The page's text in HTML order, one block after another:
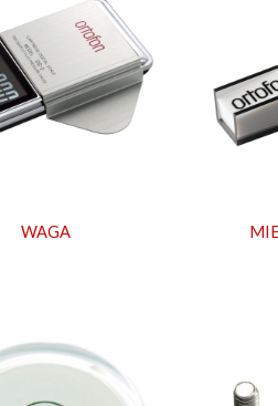
WAGA